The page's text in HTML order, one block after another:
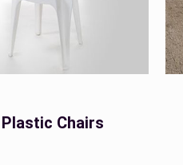
Plastic Chairs